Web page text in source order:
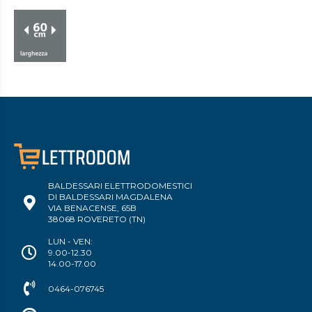
BALDESSARI ELETTRODOMESTICI
DI BALDESSARI MAGDALENA
VIA BENACENSE, 65B
38068 ROVERETO (TN)
LUN - VEN:
9.00-12.30
14.00-17.00
0464-076745